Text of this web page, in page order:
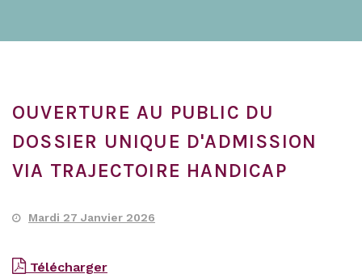
OUVERTURE AU PUBLIC DU
DOSSIER UNIQUE D'ADMISSION
VIA TRAJECTOIRE HANDICAP
Mardi 27 Janvier 2026
Télécharger